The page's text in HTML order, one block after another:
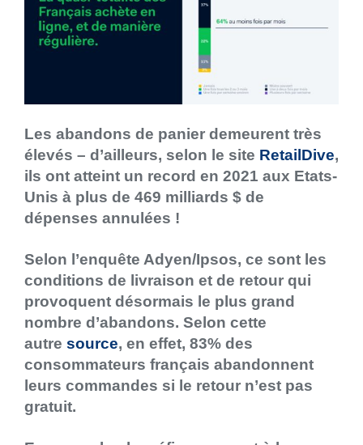
Les abandons de panier demeurent très
élevés – d’ailleurs, selon le site RetailDive,
ils ont atteint un record en 2021 aux Etats-
Unis à plus de 469 milliards $ de
dépenses annulées !
Selon l’enquête Adyen/Ipsos, ce sont les
conditions de livraison et de retour qui
provoquent désormais le plus grand
nombre d’abandons. Selon cette
autre source, en effet, 83% des
consommateurs français abandonnent
leurs commandes si le retour n’est pas
gratuit.